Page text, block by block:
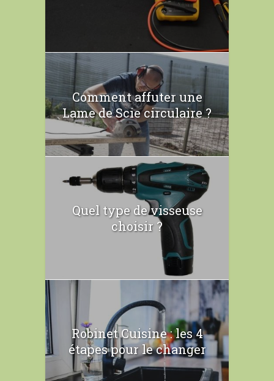
Comment affuter une
Lame de Scie circulaire ?
Quel type de visseuse
choisir ?
Robinet Cuisine : les 4
étapes pour le changer